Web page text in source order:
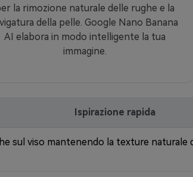
la rimozione naturale delle rughe e la
della pelle. Google Nano Banana
AI elabora in modo intelligente la tua
immagine.
Ispirazione rapida
sul viso mantenendo la texture naturale